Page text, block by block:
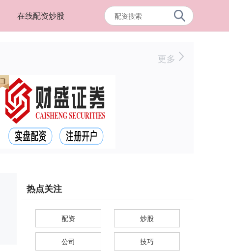
在线配资炒股
更多
热点关注
配资 炒股
公司 技巧